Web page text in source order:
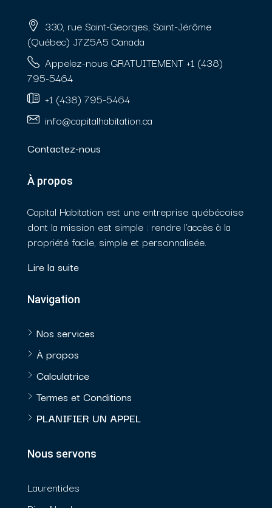
330, rue Saint-Georges, Saint-Jérôme
(Québec) J7Z5A5 Canada
Appelez-nous GRATUITEMENT +1 (438)
795-5464
+1 (438) 795-5464
info@capitalhabitation.ca
Contactez-nous
À propos
Capital Habitation est une entreprise québécoise
dont la mission est simple : rendre l'accès à la
propriété facile, simple et personnalisée.
Lire la suite
Navigation
Nos services
À propos
Calculatrice
Termes et Conditions
PLANIFIER UN APPEL
Nous servons
Laurentides